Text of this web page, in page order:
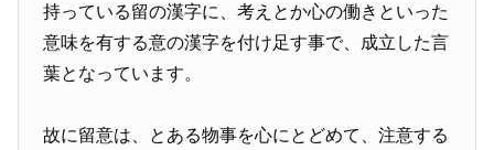
持っている留の漢字に、考えとか心の働きといった
意味を有する意の漢字を付け足す事で、成立した言
葉となっています。
故に留意は、とある物事を心にとどめて、注意する